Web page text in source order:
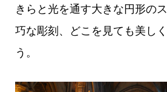
きらと光を通す大きな円形の
巧な彫刻、どこを見ても美し
う。